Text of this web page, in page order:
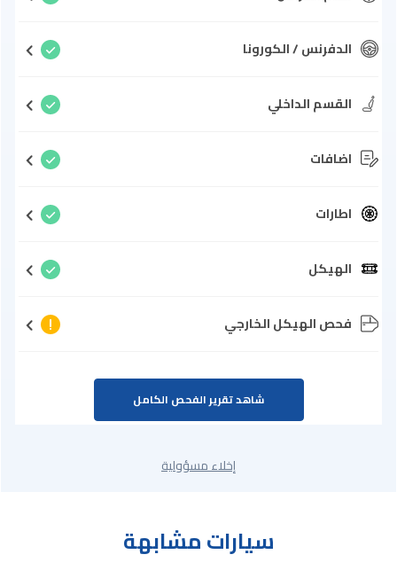
الدفرنس / الكورونا
القسم الداخلي
اضافات
اطارات
الهيكل
فحص الهيكل الخارجي
شاهد تقرير الفحص الكامل
إخلاء مسؤولية
سيارات مشابهة